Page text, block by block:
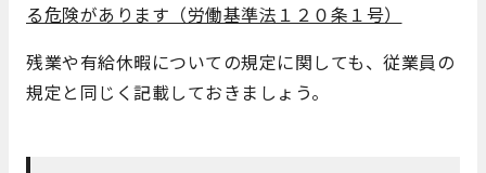
る危険があります（労働基準法１２０条１号）
残業や有給休暇についての規定に関しても、従業員の
規定と同じく記載しておきましょう。